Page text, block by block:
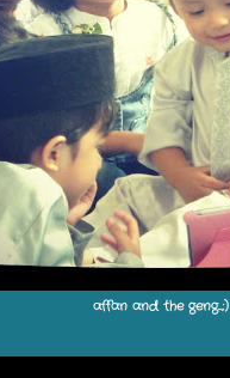
affan and the geng...;)